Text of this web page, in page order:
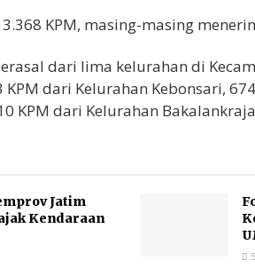
KPM, masing-masing
dari lima kelurahan di
dari Kelurahan Kebonsari,
KPM dari Kelurahan
Jatim
Kendaraan